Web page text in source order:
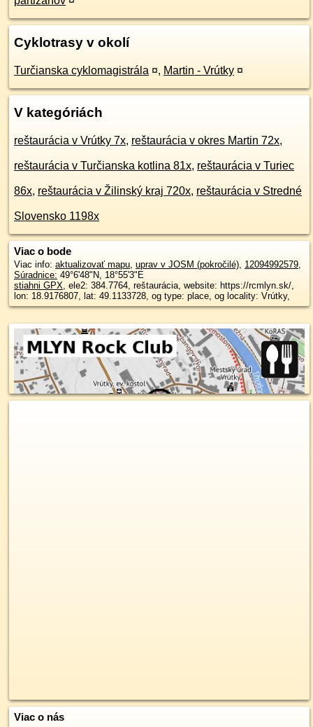
Cyklotrasy v okolí
Turčianska cyklomagistrála ¤, Martin - Vrútky ¤
V kategóriách
reštaurácia v Vrútky 7x, reštaurácia v okres Martin 72x,
reštaurácia v Turčianska kotlina 81x, reštaurácia v Turiec
86x, reštaurácia v Žilinský kraj 720x, reštaurácia v Stredné
Slovensko 1198x
Viac o bode
Viac info: aktualizovať mapu, uprav v JOSM (pokročilé), 12094992579,
Súradnice: 49°6'48"N, 18°55'3"E
stiahni GPX, ele2: 384.7764, reštaurácia, website: https://rcmlyn.sk/,
lon: 18.9176807, lat: 49.1133728, og type: place, og locality: Vrútky,
Viac o nás